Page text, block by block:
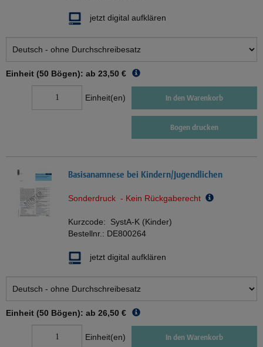
jetzt digital aufklären
Einheit (50 Bögen): ab 23,50 €
Einheit(en) In den Warenkorb
Bogen drucken
Basisanamnese bei Kindern/Jugendlichen
Sonderdruck - Kein Rückgaberecht
Kurzcode: SystA-K (Kinder)
Bestellnr.: DE800264
jetzt digital aufklären
Einheit (50 Bögen): ab 26,50 €
Einheit(en) In den Warenkorb